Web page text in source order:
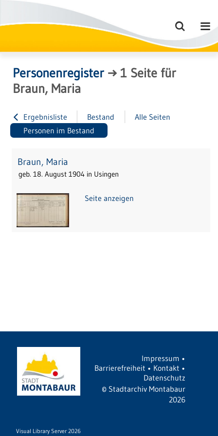
Personenregister→1 Seite für
Braun, Maria
Ergebnisliste Bestand
Alle Seiten
Personen im Bestand
Braun, Maria
geb. 18. August 1904 in Usingen
Seite anzeigen
Impressum •
Barrierefreiheit • Kontakt •
Datenschutz
© Stadtarchiv Montabaur
2026
Visual Library Server 2026